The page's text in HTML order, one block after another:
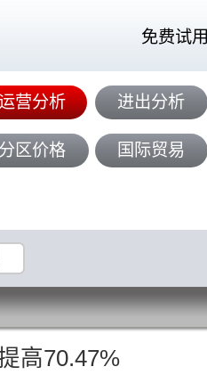
免费试用
营分析 进出分析
分区价格 国际贸易
高70.47%